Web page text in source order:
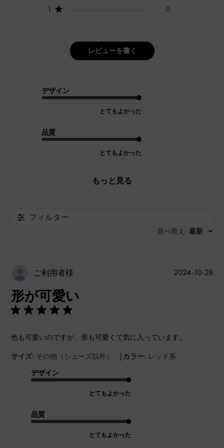
1
0
レビューを書く
デザイン
とてもよかった
品質
とてもよかった
もっと見る
フィルター
並べ替え : 最新
ご利用者様
形が可愛い
色も可愛いのですが、形も可愛くて気に入っています。
サイズ: その他（シューズ以外） | カラー: レッド系
デザイン
とてもよかった
品質
とてもよかった
公
2024-10-28